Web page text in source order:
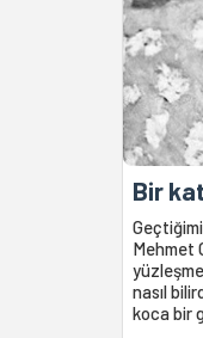
Bir
Mehmet
nasıl
koca bir